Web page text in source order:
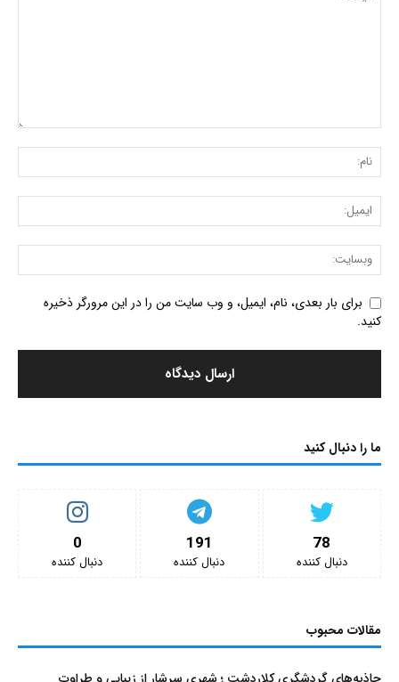
برای بار بعدی، نام، ایمیل، و وب سایت من را در این مرورگر ذخیره
کنید.
ما را دنبال کنید
0
دنبال کننده‌
191
دنبال کننده‌
78
دنبال کننده‌
مقالات محبوب